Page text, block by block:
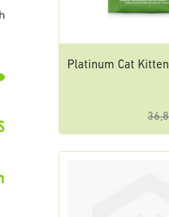
Platinum Cat